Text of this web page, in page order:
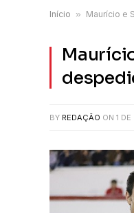
Início » Maurício e
BY REDAÇÃO ON 1